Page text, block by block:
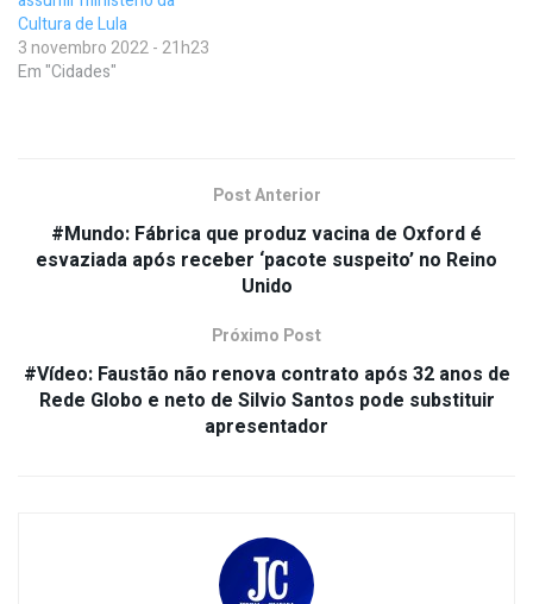
Cultura de Lula
3 novembro 2022 - 21h23
Em "Cidades"
Post Anterior
#Mundo: Fábrica que produz vacina de Oxford é
esvaziada após receber ‘pacote suspeito’ no Reino
Unido
Próximo Post
#Vídeo: Faustão não renova contrato após 32 anos de
Rede Globo e neto de Silvio Santos pode substituir
apresentador